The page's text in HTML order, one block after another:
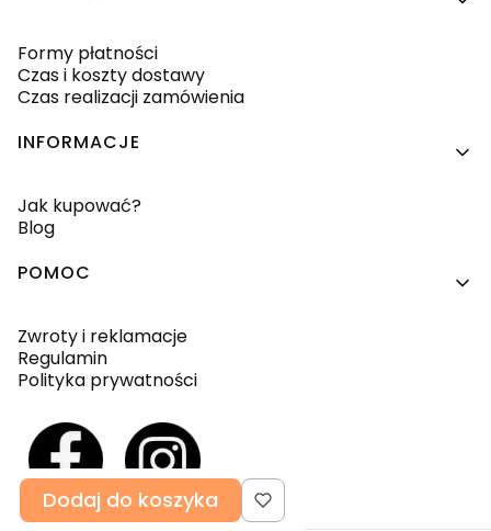
Formy płatności
Czas i koszty dostawy
Czas realizacji zamówienia
INFORMACJE
Jak kupować?
Blog
POMOC
Zwroty i reklamacje
Regulamin
Polityka prywatności
Dodaj do koszyka